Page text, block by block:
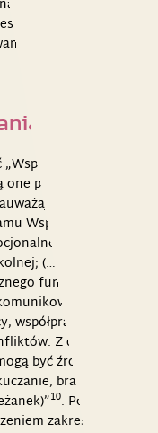
razie jedynym
profilaktyki
do uczniów klas
kroków w
pozytywne
Autorzy
Wspólne kroki w
i
(…) program
funkcjonowania
swoich
z
Z drugiej
być źródłem
brak
10. Ponadto
zakresu wiedzy